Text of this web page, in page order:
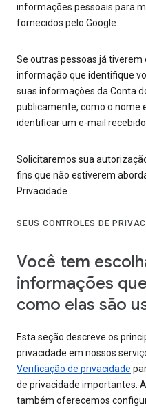
informações pessoais para
fornecidos pelo Google.
Se outras pessoas já
informação que identifique
suas informações da Conta
publicamente, como o nome
identificar um e-mail
Solicitaremos sua
fins que não estiverem
Privacidade.
SEUS CONTROLES DE
Você tem
informações
como elas são
Esta seção descreve os
privacidade em nossos
Verificação de privacidade
de privacidade importantes.
também oferecemos